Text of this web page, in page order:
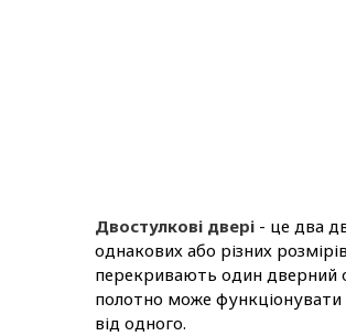
Двостулкові двері - це два
однакових або різних
перекривають один дверний
полотно може
від одного.